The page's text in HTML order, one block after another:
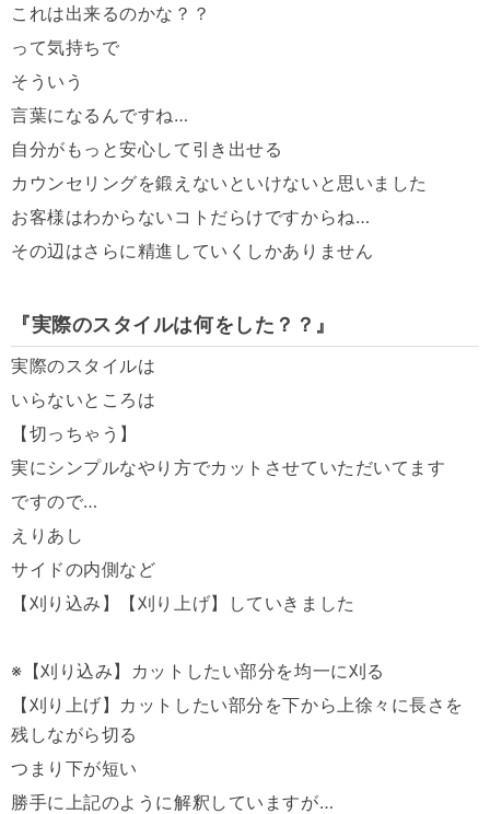
これは出来るのかな？？
って気持ちで
そういう
言葉になるんですね…
自分がもっと安心して引き出せる
カウンセリングを鍛えないといけないと思いました
お客様はわからないコトだらけですからね…
その辺はさらに精進していくしかありません
『実際のスタイルは何をした？？』
実際のスタイルは
いらないところは
【切っちゃう】
実にシンプルなやり方でカットさせていただいてます
ですので…
えりあし
サイドの内側など
【刈り込み】【刈り上げ】していきました
※ 【刈り込み】カットしたい部分を均一に刈る
【刈り上げ】 カットしたい部分を下から上徐々に長さを
残しながら切る
つまり下が短い
勝手に上記のように解釈していますが…